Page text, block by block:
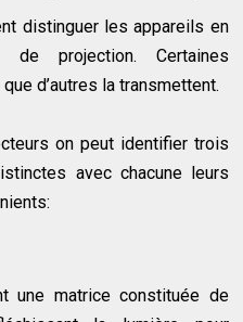
distinguer les appareils en
de projection. Certaines
d’autres la transmettent.
on peut identifier trois
avec chacune leurs
une matrice constituée de